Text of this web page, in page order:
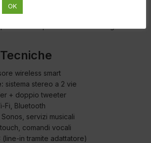
sorprende per la sua energia e chiarezza,
più ampia del previsto e bassi ben
wireless smart
sistema stereo a 2 vie
+ doppio tweeter
Fi, Bluetooth
servizi musicali
comandi vocali
(line-in tramite adattatore)
OK